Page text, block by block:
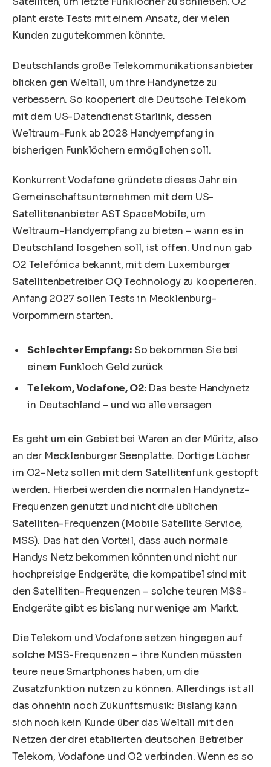
plant erste Tests mit einem Ansatz, der vielen
Kunden zugutekommen könnte.
Deutschlands große Telekommunikationsanbieter
blicken gen Weltall, um ihre Handynetze zu
verbessern. So kooperiert die Deutsche Telekom
mit dem US-Datendienst Starlink, dessen
Weltraum-Funk ab 2028 Handyempfang in
bisherigen Funklöchern ermöglichen soll.
Konkurrent Vodafone gründete dieses Jahr ein
Gemeinschaftsunternehmen mit dem US-
Satellitenanbieter AST SpaceMobile, um
Weltraum-Handyempfang zu bieten – wann es in
Deutschland losgehen soll, ist offen. Und nun gab
O2 Telefónica bekannt, mit dem Luxemburger
Satellitenbetreiber OQ Technology zu kooperieren.
Anfang 2027 sollen Tests in Mecklenburg-
Vorpommern starten.
Schlechter Empfang:So bekommen Sie bei
einem Funkloch Geld zurück
Telekom, Vodafone, O2:Das beste Handynetz
in Deutschland – und wo alle versagen
Es geht um ein Gebiet bei Waren an der Müritz, also
an der Mecklenburger Seenplatte. Dortige Löcher
im O2-Netz sollen mit dem Satellitenfunk gestopft
werden. Hierbei werden die normalen Handynetz-
Frequenzen genutzt und nicht die üblichen
Satelliten-Frequenzen (Mobile Satellite Service,
MSS). Das hat den Vorteil, dass auch normale
Handys Netz bekommen könnten und nicht nur
hochpreisige Endgeräte, die kompatibel sind mit
den Satelliten-Frequenzen – solche teuren MSS-
Endgeräte gibt es bislang nur wenige am Markt.
Die Telekom und Vodafone setzen hingegen auf
solche MSS-Frequenzen – ihre Kunden müssten
teure neue Smartphones haben, um die
Zusatzfunktion nutzen zu können. Allerdings ist all
das ohnehin noch Zukunftsmusik: Bislang kann
sich noch kein Kunde über das Weltall mit den
Netzen der drei etablierten deutschen Betreiber
Telekom, Vodafone und O2 verbinden. Wenn es so